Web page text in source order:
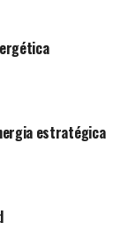
estratégica